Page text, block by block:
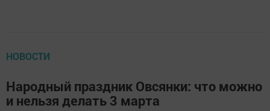
НОВОСТИ
Народный праздник Овсянки: что можно
и нельзя делать 3 марта